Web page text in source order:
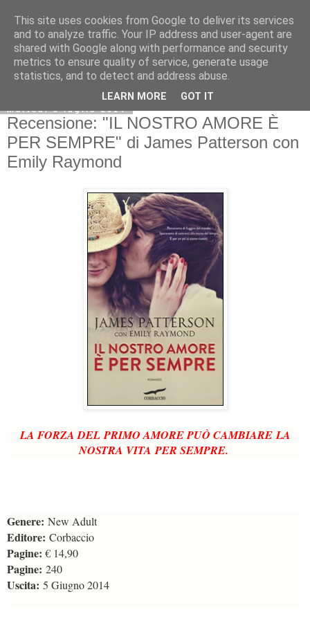
martedì 8 luglio 2014
Recensione: "IL NOSTRO AMORE È
PER SEMPRE" di James Patterson con
Emily Raymond
LA FORZA DEL PRIMO AMORE PUÒ CAMBIARE LA
NOSTRA VITA PER SEMPRE.
Genere: New Adult
Editore: Corbaccio
Pagine: € 14,90
Pagine: 240
Uscita: 5 Giugno 2014
This site uses cookies from Google to deliver its services
and to analyze traffic. Your IP address and user-agent are
shared with Google along with performance and security
metrics to ensure quality of service, generate usage
statistics, and to detect and address abuse.
LEARN MORE GOT IT